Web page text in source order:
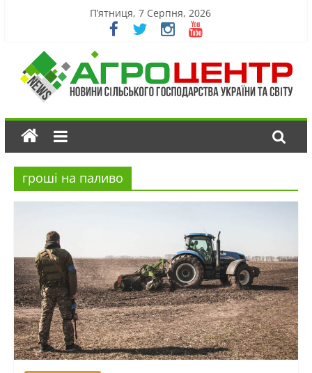
П’ятниця, 7 Серпня, 2026
гроші на паливо